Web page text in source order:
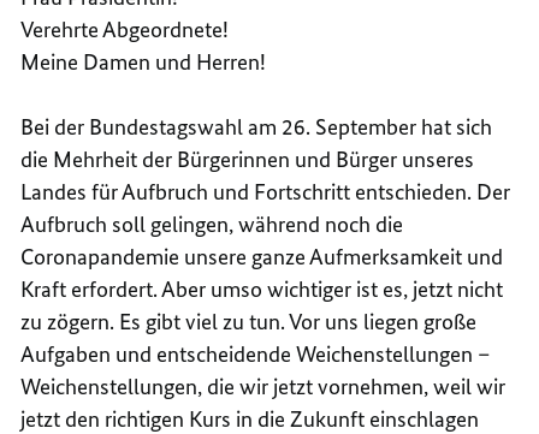
Verehrte Abgeordnete!
Meine Damen und Herren!
Bei der Bundestagswahl am 26. September hat sich
die Mehrheit der Bürgerinnen und Bürger unseres
Landes für Aufbruch und Fortschritt entschieden. Der
Aufbruch soll gelingen, während noch die
Coronapandemie unsere ganze Aufmerksamkeit und
Kraft erfordert. Aber umso wichtiger ist es, jetzt nicht
zu zögern. Es gibt viel zu tun. Vor uns liegen große
Aufgaben und entscheidende Weichenstellungen –
Weichenstellungen, die wir jetzt vornehmen, weil wir
jetzt den richtigen Kurs in die Zukunft einschlagen